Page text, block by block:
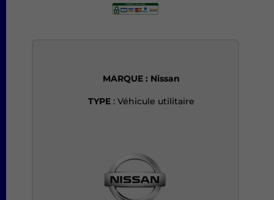
MARQUE : Nissan
TYPE : Véhicule utilitaire